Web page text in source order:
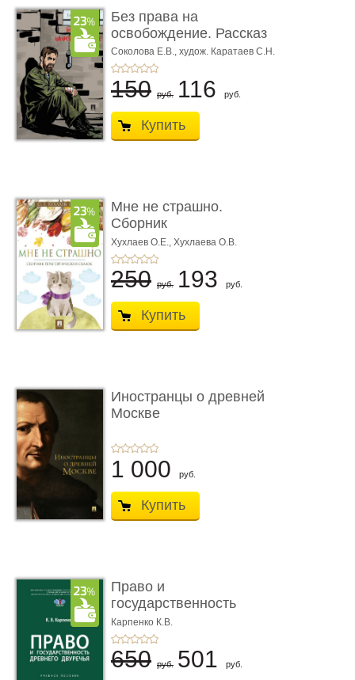
Без права на
освобождение. Рассказ
Соколова Е.В., худож. Каратаев С.Н.
150 руб. 116 руб.
Купить
Мне не страшно.
Сборник
терапевтических
сказо� ...
Хухлаев О.Е., Хухлаева О.В.
250 руб. 193 руб.
Купить
Иностранцы о древней
Москве
1 000 руб.
Купить
Право и
государственность
Древнего Двуречья. �
...
Карпенко К.В.
650 руб. 501 руб.